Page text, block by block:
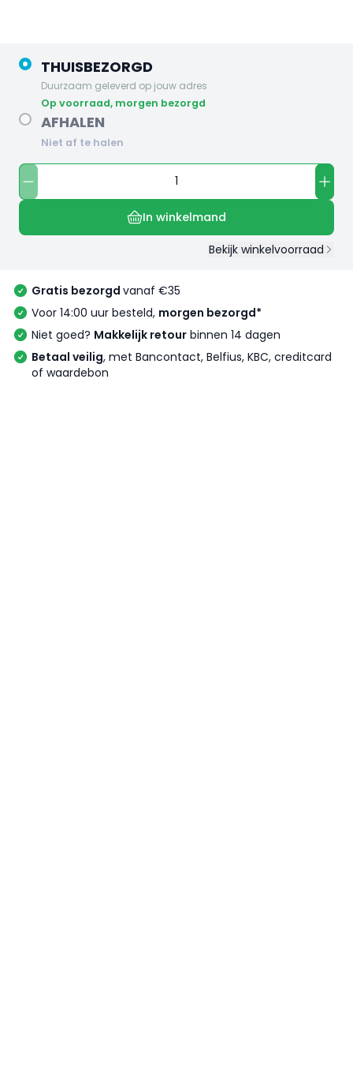
THUISBEZORGD
Duurzaam geleverd op jouw adres
op voorraad, morgen bezorgd
AFHALEN
Niet af te halen
In winkelmand
Bekijk winkelvoorraad
Gratis bezorgd vanaf €35
Voor 14:00 uur besteld, morgen bezorgd*
Niet goed? Makkelijk retour binnen 14 dagen
Betaal veilig, met Bancontact, Belfius, KBC, creditcard
of waardebon